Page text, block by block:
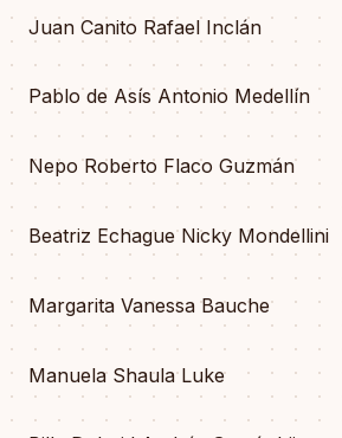
Juan Canito Rafael Inclán
Pablo de Asís Antonio Medellín
Nepo Roberto Flaco Guzmán
Beatriz Echague Nicky Mondellini
Margarita Vanessa Bauche
Manuela Shaula Luke